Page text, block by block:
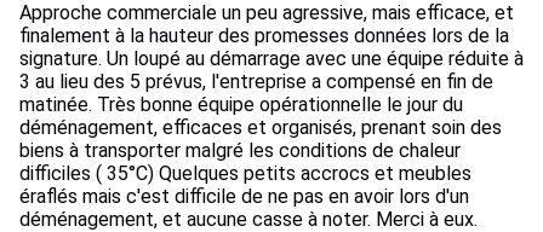
Approche commerciale un peu agressive, mais efficace, et
finalement à la hauteur des promesses données lors de la
signature. Un loupé au démarrage avec une équipe réduite à
3 au lieu des 5 prévus, l'entreprise a compensé en fin de
matinée. Très bonne équipe opérationnelle le jour du
déménagement, efficaces et organisés, prenant soin des
biens à transporter malgré les conditions de chaleur
difficiles ( 35°C) Quelques petits accrocs et meubles
éraflés mais c'est difficile de ne pas en avoir lors d'un
déménagement, et aucune casse à noter. Merci à eux.